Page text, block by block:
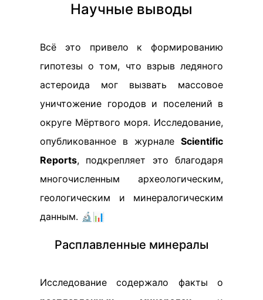
Научные выводы
Всё это привело к формированию
гипотезы о том, что взрыв ледяного
астероида мог вызвать массовое
уничтожение городов и поселений в
округе Мёртвого моря. Исследование,
опубликованное в журнале Scientific
Reports, подкрепляет это благодаря
многочисленным археологическим,
геологическим и минералогическим
данным. 🔬📊
Расплавленные минералы
Исследование содержало факты о